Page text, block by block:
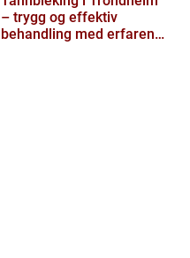
– trygg og effektiv
behandling med erfaren